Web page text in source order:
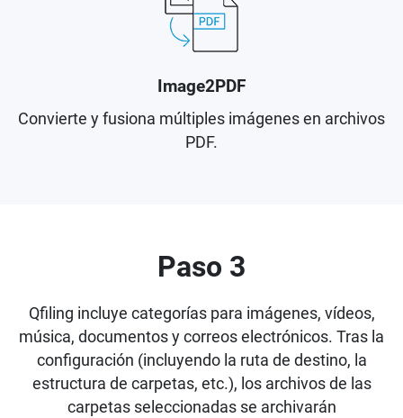
Image2PDF
Convierte y fusiona múltiples imágenes en archivos
PDF.
Paso 3
Qfiling incluye categorías para imágenes, vídeos,
música, documentos y correos electrónicos. Tras la
configuración (incluyendo la ruta de destino, la
estructura de carpetas, etc.), los archivos de las
carpetas seleccionadas se archivarán